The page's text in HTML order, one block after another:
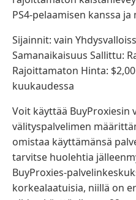
PS4-pelaamisen kanssa
Sijainnit: vain
Samanaikaisuus Sallittu:
Rajoittamaton Hinta:
kuukaudessa
Voit käyttää BuyProxiesin
välityspalvelimen
omistaa käyttämänsä
tarvitse huolehtia
BuyProxies-
korkealaatuisia, niillä on